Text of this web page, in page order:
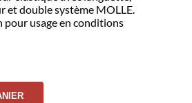
et double système MOLLE.
usage en conditions